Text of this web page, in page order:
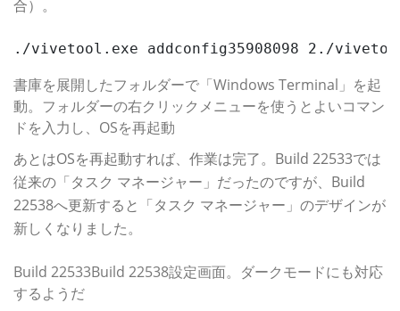
合）。
./vivetool.exe addconfig35908098 2./
書庫を展開したフォルダーで「Windows Terminal」を起
動。フォルダーの右クリックメニューを使うとよいコマン
ドを入力し、OSを再起動
あとはOSを再起動すれば、作業は完了。Build 22533では
従来の「タスク マネージャー」だったのですが、Build
22538へ更新すると「タスク マネージャー」のデザインが
新しくなりました。
Build 22533Build 22538設定画面。ダークモードにも対応
するようだ